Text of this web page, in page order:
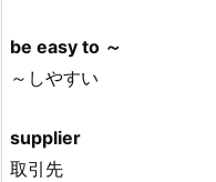
be easy to ～
～しやすい
supplier
取引先